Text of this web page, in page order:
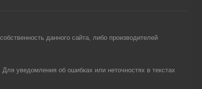
данного сайта, либо производителей
уведомления об ошибках или неточностях в текстах